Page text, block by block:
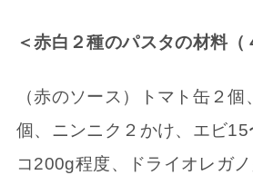
＜赤白２種のパスタの材料（
（赤のソース）トマト缶２
個、ニンニク２かけ、エビ
コ200g程度、ドライオレガ